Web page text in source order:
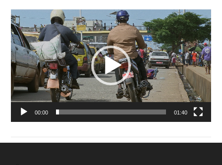
Lecteur
vidéo
00:00 01:40